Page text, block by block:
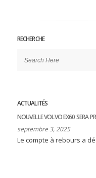
RECHERCHE
ACTUALITÉS
NOUVELLE VOLVO EX60 SERA
septembre 3, 2025
Le compte à rebours a